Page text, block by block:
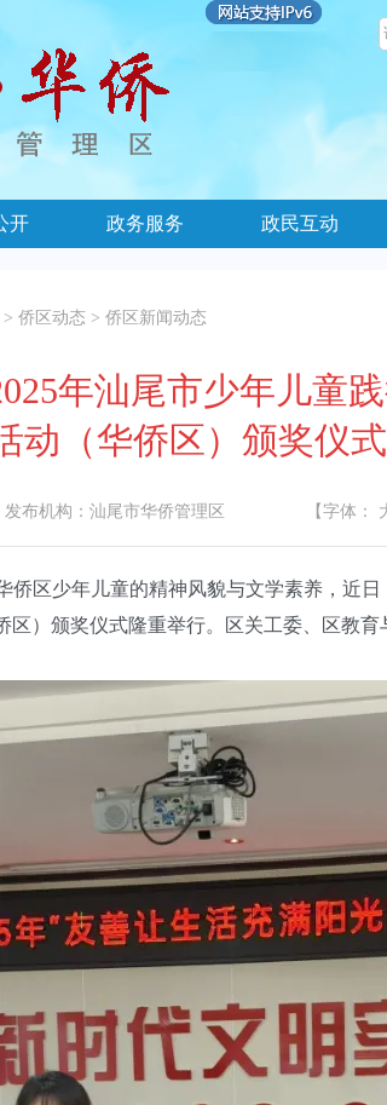
开 政务服务 政民互动
> 侨区动态 > 侨区新闻动态
年汕尾市少年儿童
动（华侨区）颁奖仪
机构： 汕尾市华侨管理区 【字体：
区少年儿童的精神风貌与文学素养，近
）颁奖仪式隆重举行。区关工委、区教